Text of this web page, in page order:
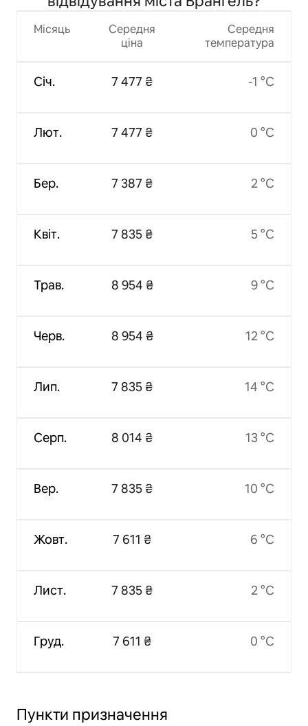
Місяць
Січ.
Лют.
Бер.
Квіт.
Трав.
Черв.
Лип.
Серп.
Вер.
Жовт.
Лист.
Груд.
Середня
ціна
7 477 ₴
7 477 ₴
7 387 ₴
7 835 ₴
8 954 ₴
8 954 ₴
7 835 ₴
8 014 ₴
7 835 ₴
7 611 ₴
7 835 ₴
7 611 ₴
Середня
температура
-1 °C
0 °C
2 °C
5 °C
9 °C
12 °C
14 °C
13 °C
10 °C
6 °C
2 °C
0 °C
Пункти призначення